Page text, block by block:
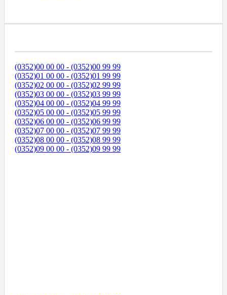
(0352)00 00 00 - (0352)00 99 99
(0352)01 00 00 - (0352)01 99 99
(0352)02 00 00 - (0352)02 99 99
(0352)03 00 00 - (0352)03 99 99
(0352)04 00 00 - (0352)04 99 99
(0352)05 00 00 - (0352)05 99 99
(0352)06 00 00 - (0352)06 99 99
(0352)07 00 00 - (0352)07 99 99
(0352)08 00 00 - (0352)08 99 99
(0352)09 00 00 - (0352)09 99 99